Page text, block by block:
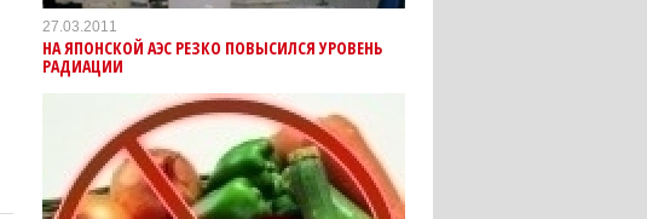
27.03.2011
НА ЯПОНСКОЙ АЭС РЕЗКО ПОВЫСИЛСЯ УРОВЕНЬ
РАДИАЦИИ